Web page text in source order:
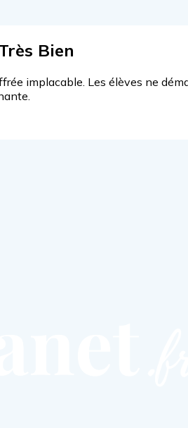
Bien
implacable. Les élèves ne